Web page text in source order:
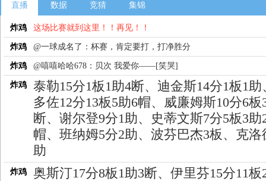
直播 数据 竞猜 集锦
炸鸡 这场比赛就到这里！！再见！！
炸鸡 @一球成名了：杯赛，肯定要打，打净胜分
炸鸡 @嘻嘻哈哈678：贝次 我爱你——[笑哭]
炸鸡
泰勒15分1板1助4断、迪金斯14分1板1助
多佐12分13板5助6帽、威廉姆斯10分6板
断、谢尔登9分1助、史蒂文斯7分5板3助
帽、班纳姆5分2助、波芬巴杰3板、克洛
助
炸鸡
奥斯汀17分8板1助3断、伊里芬15分11板